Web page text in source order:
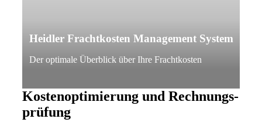
Heidler Frachtkosten Management System
Der optimale Überblick über Ihre Frachtkosten
Kostenoptimierung und Rechnungs-
prüfung